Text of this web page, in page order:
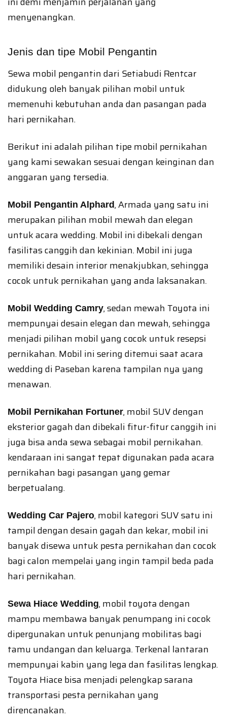
menyenangkan.
Jenis dan tipe Mobil Pengantin
Sewa mobil pengantin dari Setiabudi Rentcar
didukung oleh banyak pilihan mobil untuk
memenuhi kebutuhan anda dan pasangan pada
hari pernikahan.
Berikut ini adalah pilihan tipe mobil pernikahan
yang kami sewakan sesuai dengan keinginan dan
anggaran yang tersedia.
Mobil Pengantin Alphard, Armada yang satu ini
merupakan pilihan mobil mewah dan elegan
untuk acara wedding. Mobil ini dibekali dengan
fasilitas canggih dan kekinian. Mobil ini juga
memiliki desain interior menakjubkan, sehingga
cocok untuk pernikahan yang anda laksanakan.
Mobil Wedding Camry, sedan mewah Toyota ini
mempunyai desain elegan dan mewah, sehingga
menjadi pilihan mobil yang cocok untuk resepsi
pernikahan. Mobil ini sering ditemui saat acara
wedding di Paseban karena tampilan nya yang
menawan.
Mobil Pernikahan Fortuner, mobil SUV dengan
eksterior gagah dan dibekali fitur-fitur canggih ini
juga bisa anda sewa sebagai mobil pernikahan.
kendaraan ini sangat tepat digunakan pada acara
pernikahan bagi pasangan yang gemar
berpetualang.
Wedding Car Pajero, mobil kategori SUV satu ini
tampil dengan desain gagah dan kekar, mobil ini
banyak disewa untuk pesta pernikahan dan cocok
bagi calon mempelai yang ingin tampil beda pada
hari pernikahan.
Sewa Hiace Wedding, mobil toyota dengan
mampu membawa banyak penumpang ini cocok
dipergunakan untuk penunjang mobilitas bagi
tamu undangan dan keluarga. Terkenal lantaran
mempunyai kabin yang lega dan fasilitas lengkap.
Toyota Hiace bisa menjadi pelengkap sarana
transportasi pesta pernikahan yang
direncanakan.